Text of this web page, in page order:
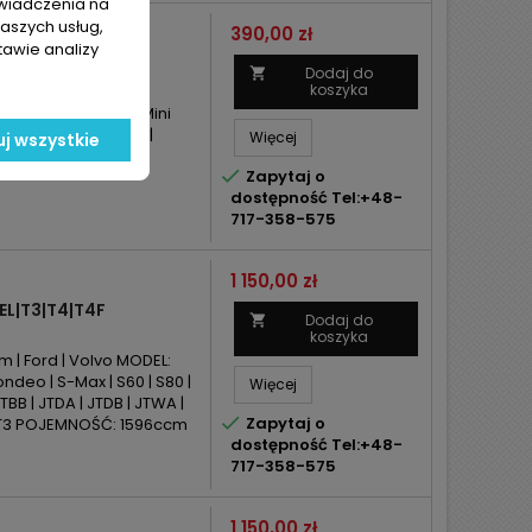
TDCI
| Ford | Mazda | Mini
TDCI MOC: 109KM |
Cena
390,00 zł

Dodaj do
koszyka
Więcej
 Zapytaj o
dostępność Tel:+48-
717-358-575
Ford | Volvo MODEL:
| S-Max | S60 | S80 |
| JTDA | JTDB | JTWA |
POJEMNOŚĆ: 1596ccm
Cena
1 150,00 zł

Dodaj do
koszyka
Więcej
 Zapytaj o
dostępność Tel:+48-
717-358-575
Cena
usług,
analizy
wszystkie